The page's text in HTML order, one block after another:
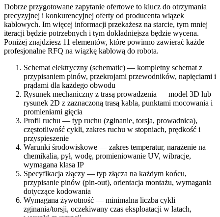
Dobrze przygotowane zapytanie ofertowe to klucz do otrzymania
precyzyjnej i konkurencyjnej oferty od producenta wiązek
kablowych. Im więcej informacji przekażesz na starcie, tym mniej
iteracji będzie potrzebnych i tym dokładniejsza będzie wycena.
Poniżej znajdziesz 11 elementów, które powinno zawierać każde
profesjonalne RFQ na wiązkę kablową do robota.
Schemat elektryczny (schematic) — kompletny schemat z
przypisaniem pinów, przekrojami przewodników, napięciami i
prądami dla każdego obwodu
Rysunek mechaniczny z trasą prowadzenia — model 3D lub
rysunek 2D z zaznaczoną trasą kabla, punktami mocowania i
promieniami gięcia
Profil ruchu — typ ruchu (zginanie, torsja, prowadnica),
częstotliwość cykli, zakres ruchu w stopniach, prędkość i
przyspieszenie
Warunki środowiskowe — zakres temperatur, narażenie na
chemikalia, pył, wodę, promieniowanie UV, wibracje,
wymagana klasa IP
Specyfikacja złączy — typ złącza na każdym końcu,
przypisanie pinów (pin-out), orientacja montażu, wymagania
dotyczące kodowania
Wymagana żywotność — minimalna liczba cykli
zginania/torsji, oczekiwany czas eksploatacji w latach,